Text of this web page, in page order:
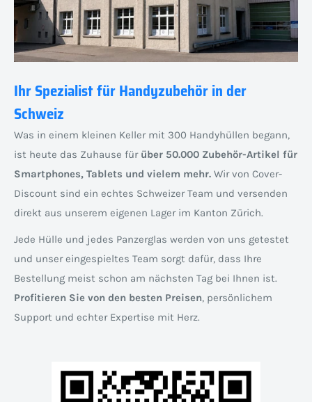
Ihr Spezialist für Handyzubehör in der
Schweiz
Was in einem kleinen Keller mit 300 Handyhüllen begann,
ist heute das Zuhause für über 50.000 Zubehör-Artikel für
Smartphones, Tablets und vielem mehr. Wir von Cover-
Discount sind ein echtes Schweizer Team und versenden
direkt aus unserem eigenen Lager im Kanton Zürich.
Jede Hülle und jedes Panzerglas werden von uns getestet
und unser eingespieltes Team sorgt dafür, dass Ihre
Bestellung meist schon am nächsten Tag bei Ihnen ist.
Profitieren Sie von den besten Preisen, persönlichem
Support und echter Expertise mit Herz.